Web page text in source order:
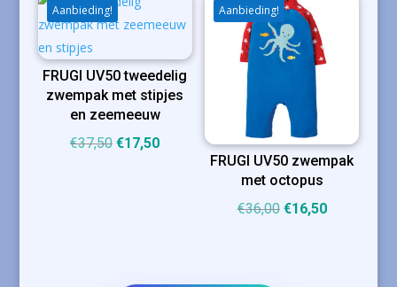
€19,00.
Aanbieding!
FRUGI UV50 tweedelig
zwempak met stipjes
en zeemeeuw
€37,50 Oorspronkelijke
€17,50Huidige
Aanbieding!
FRUGI UV50 zwempak
met octopus
€36,00 Oorspronkelijke
€16,50Huidige